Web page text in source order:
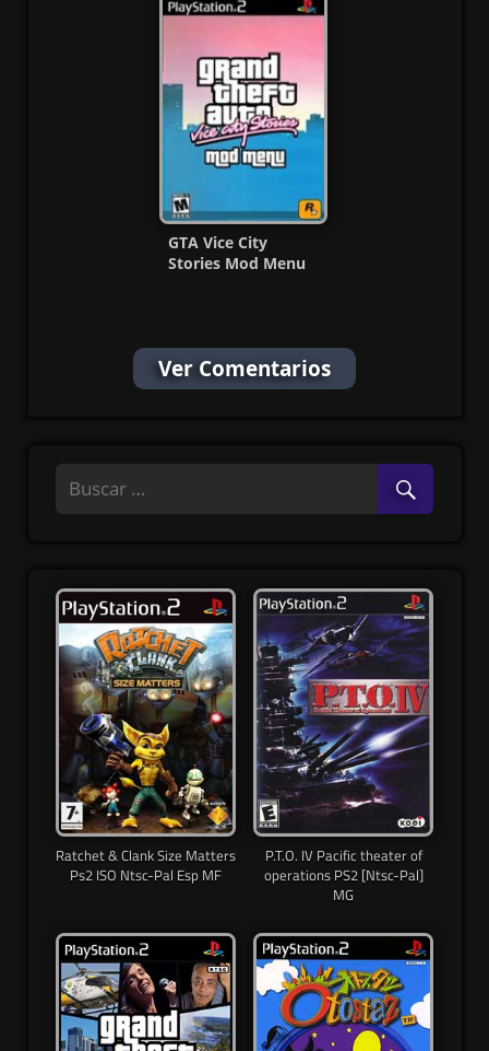
GTA Vice City
Stories Mod Menu
Ver Comentarios
Ratchet & Clank Size Matters
Ps2 ISO Ntsc-Pal Esp MF
P.T.O. IV Pacific theater of
operations PS2 [Ntsc-Pal]
MG